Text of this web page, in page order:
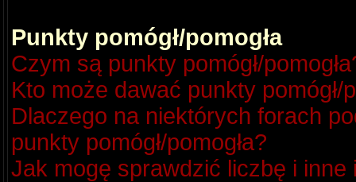
Punkty pomógł/pomogła
Czym są punkty pomógł/
Kto może dawać punkty pomógł/
Dlaczego na niektórych forach
punkty pomógł/pomogła?
Jak mogę sprawdzić liczbę i